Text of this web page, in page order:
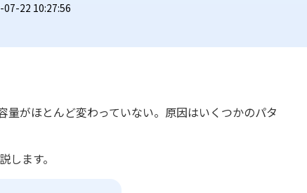
07-22 10:27:56
がほとんど変わっていない。原因はいくつかのパタ
ます。